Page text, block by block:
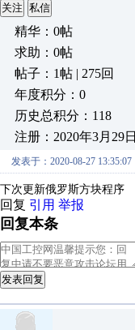
关注 私信
精华：0帖
求助：0帖
帖子：1帖 | 275回
年度积分：0
历史总积分：118
注册：2020年3月29日
发表于：2020-08-27 13:35:07
下次更新俄罗斯方块程序
回复 引用 举报
回复本条
发表回复